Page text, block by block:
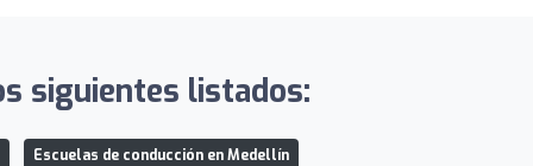
siguientes listados:
Escuelas de conducción en Medellín